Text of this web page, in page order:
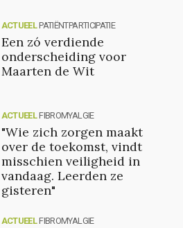
ACTUEEL PATIËNTPARTICIPATIE
Een zó verdiende
onderscheiding voor
Maarten de Wit
ACTUEEL FIBROMYALGIE
"Wie zich zorgen maakt
over de toekomst, vindt
misschien veiligheid in
vandaag. Leerden ze
gisteren"
ACTUEEL FIBROMYALGIE